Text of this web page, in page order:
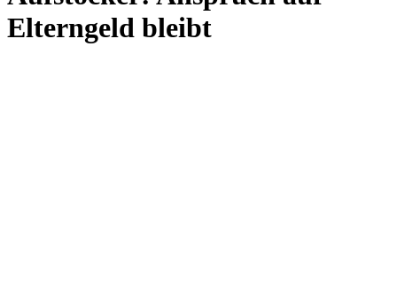
Elterngeld bleibt